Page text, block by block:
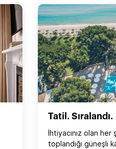
Tatil. Sıralandı.
İhtiyacınız olan
toplandığı güneşli